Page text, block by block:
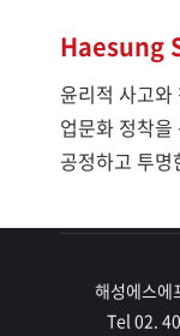
Haesung
윤리적 사고와
업문화 정착을
공정하고 투
해성에스에
Tel 02.